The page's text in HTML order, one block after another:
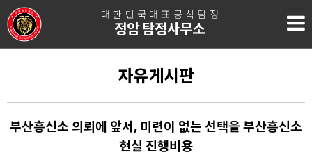
대한민국대표공식탐정
정암 탐정사무소
자유게시판
부산흥신소 의뢰에 앞서, 미련이 없는 선택을 부산흥신소
현실 진행비용